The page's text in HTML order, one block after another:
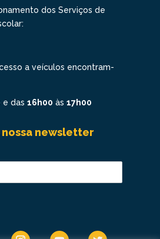
dos Serviços de
a veículos encontram-
e das 16h00 às 17h00
nossa newsletter